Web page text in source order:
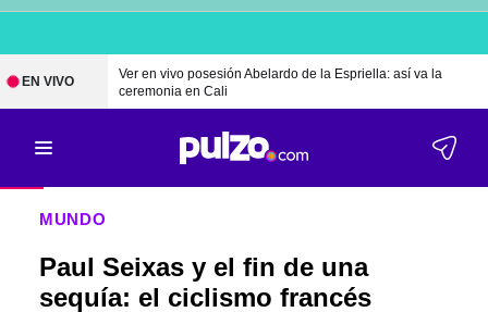
EN VIVO
Ver en vivo posesión Abelardo de la Espriella: así va la
ceremonia en Cali
MUNDO
Paul Seixas y el fin de una
sequía: el ciclismo francés